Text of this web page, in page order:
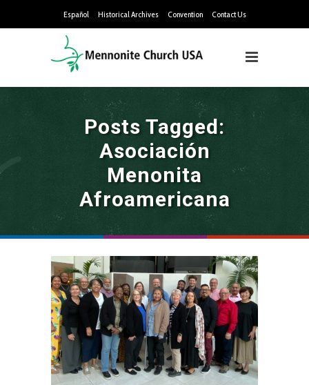
Español Historical Archives Convention Contact Us
Posts Tagged:
Asociación
Menonita
Afroamericana